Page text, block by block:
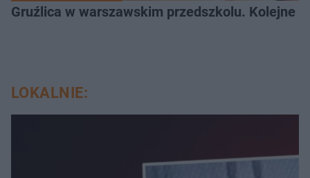
Gruźlica w warszawskim przedszkolu. Kolejne
LOKALNIE: